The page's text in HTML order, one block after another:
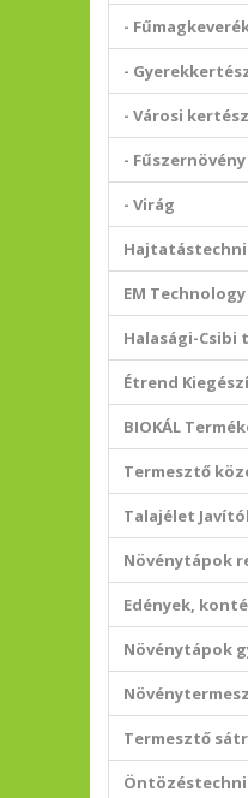
-
-
- Városi
- Fűszernövény
- Virág
EM Technology
Halasági-Csibi
Étrend
BIOKÁL
Termesztő
Talajélet
Növénytápok
Edények,
Növénytápok
Termesztő